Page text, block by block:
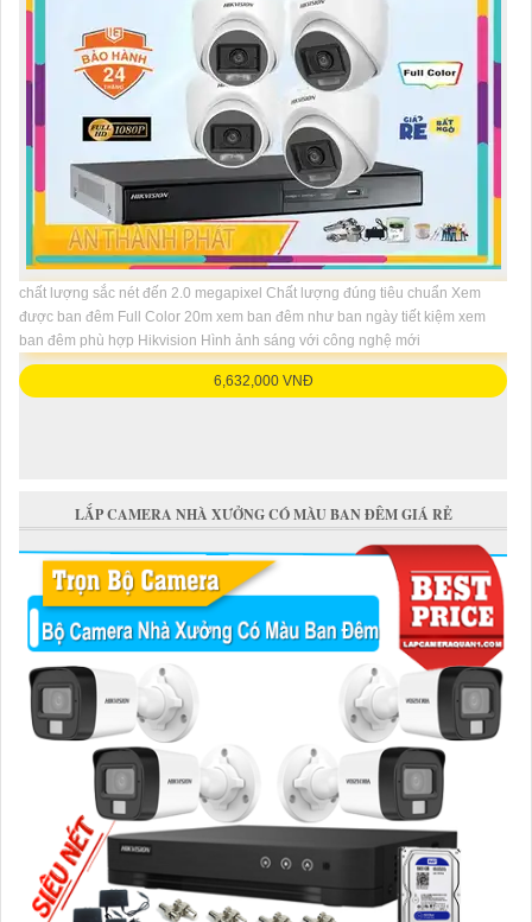
chất lượng sắc nét đến 2.0 megapixel Chất lượng đúng tiêu chuẩn Xem
được ban đêm Full Color 20m xem ban đêm như ban ngày tiết kiệm xem
ban đêm phù hợp Hikvision Hình ảnh sáng với công nghệ mới
6,632,000 VNĐ
LẮP CAMERA NHÀ XƯỞNG CÓ MÀU BAN ĐÊM GIÁ RẺ